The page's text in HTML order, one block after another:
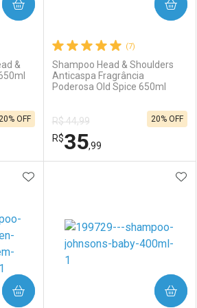
&
OFF
(7)
Shampoo Head & Shoulders
Anticaspa Fragrância
Poderosa Old Spice 650ml
R$ 44,99
R$35,99
20% OFF
COMPRAR
Laboratório
Por Menos
ADICIONAR AOS FAVORITOS
COMPRAR